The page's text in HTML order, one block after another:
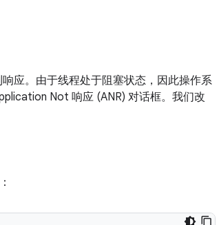
应。由于线程处于阻塞状态，因此操作系
Not 响应 (ANR) 对话框。我们改